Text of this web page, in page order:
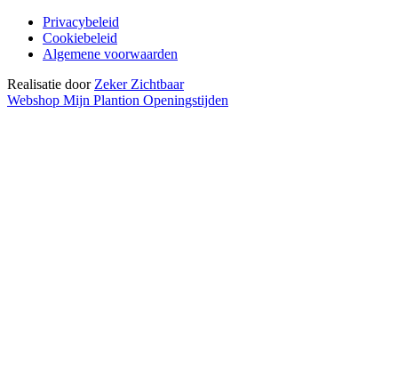
Privacybeleid
Cookiebeleid
Algemene voorwaarden
Realisatie door Zeker Zichtbaar
Webshop Mijn Plantion Openingstijden